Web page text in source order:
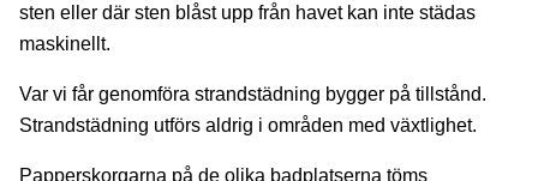
sten eller där sten blåst upp från havet kan inte städas
maskinellt.
Var vi får genomföra strandstädning bygger på tillstånd.
Strandstädning utförs aldrig i områden med växtlighet.
Papperskorgarna på de olika badplatserna töms